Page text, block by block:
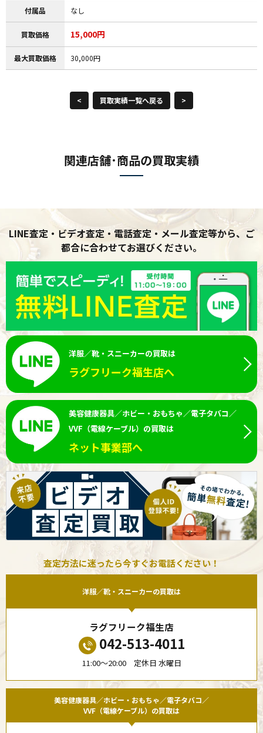
付属品 なし
買取価格 15,000円
最大買取価格 30,000円
< 買取実績一覧へ戻る >
関連店舗･商品の買取実績
LINE査定・ビデオ査定・電話査定・メール査定等から、ご
都合に合わせてお選びください。
洋服／靴・スニーカーの買取は
ラグフリーク福生店へ
美容健康器具／ホビー・おもちゃ／電子タバコ／
VVF（電線ケーブル）の買取は
ネット事業部へ
査定方法に迷ったら今すぐお電話ください！
洋服／靴・スニーカーの買取は
ラグフリーク福生店
042-513-4011
11:00〜20:00 定休日 水曜日
美容健康器具／ホビー・おもちゃ／電子タバコ／
VVF（電線ケーブル）の買取は